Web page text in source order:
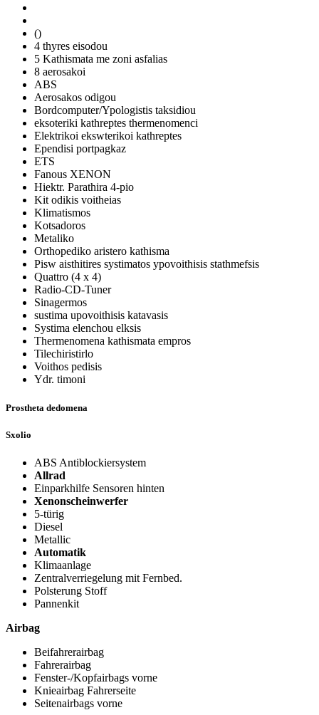
()
4 thyres eisodou
5 Kathismata me zoni asfalias
8 aerosakoi
ABS
Aerosakos odigou
Bordcomputer/Ypologistis taksidiou
eksoteriki kathreptes thermenomenci
Elektrikoi ekswterikoi kathreptes
Ependisi portpagkaz
ETS
Fanous XENON
Hiektr. Parathira 4-pio
Kit odikis voitheias
Klimatismos
Kotsadoros
Metaliko
Orthopediko aristero kathisma
Pisw aisthitires systimatos ypovoithisis stathmefsis
Quattro (4 x 4)
Radio-CD-Tuner
Sinagermos
sustima upovoithisis katavasis
Systima elenchou elksis
Thermenomena kathismata empros
Tilechiristirlo
Voithos pedisis
Ydr. timoni
Prostheta dedomena
Sxolio
ABS Antiblockiersystem
Allrad
Einparkhilfe Sensoren hinten
Xenonscheinwerfer
5-türig
Diesel
Metallic
Automatik
Klimaanlage
Zentralverriegelung mit Fernbed.
Polsterung Stoff
Pannenkit
Airbag
Beifahrerairbag
Fahrerairbag
Fenster-/Kopfairbags vorne
Knieairbag Fahrerseite
Seitenairbags vorne